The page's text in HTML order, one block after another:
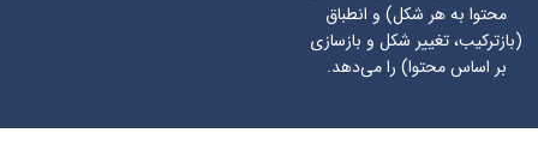
محتوا به هر شکل) و انطباق
(بازترکیب، تغییر شکل و بازسازی
بر اساس محتوا) را می‌دهد.